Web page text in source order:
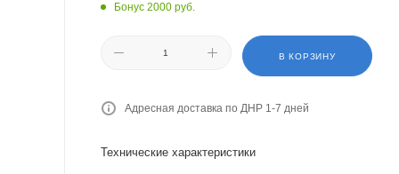
Бонус 2000 руб.
В КОРЗИНУ
Адресная доставка по ДНР 1-7 дней
Технические характеристики